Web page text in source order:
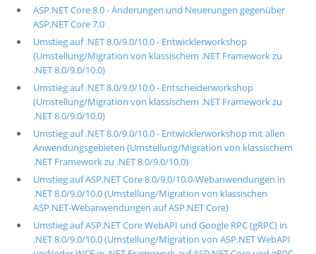
ASP.NET Core 8.0 - Änderungen und Neuerungen gegenüber
ASP.NET Core 7.0
Umstieg auf .NET 8.0/9.0/10.0 - Entwicklerworkshop
(Umstellung/Migration von klassischem .NET Framework zu
.NET 8.0/9.0/10.0)
Umstieg auf .NET 8.0/9.0/10.0 - Entscheiderworkshop
(Umstellung/Migration von klassischem .NET Framework zu
.NET 8.0/9.0/10.0)
Umstieg auf .NET 8.0/9.0/10.0 - Entwicklerworkshop mit allen
Anwendungsgebieten (Umstellung/Migration von klassischem
.NET Framework zu .NET 8.0/9.0/10.0)
Umstieg auf ASP.NET Core 8.0/9.0/10.0-Webanwendungen in
.NET 8.0/9.0/10.0 (Umstellung/Migration von klassischen
ASP.NET-Webanwendungen auf ASP.NET Core)
Umstieg auf ASP.NET Core WebAPI und Google RPC (gRPC) in
.NET 8.0/9.0/10.0 (Umstellung/Migration von ASP.NET WebAPI